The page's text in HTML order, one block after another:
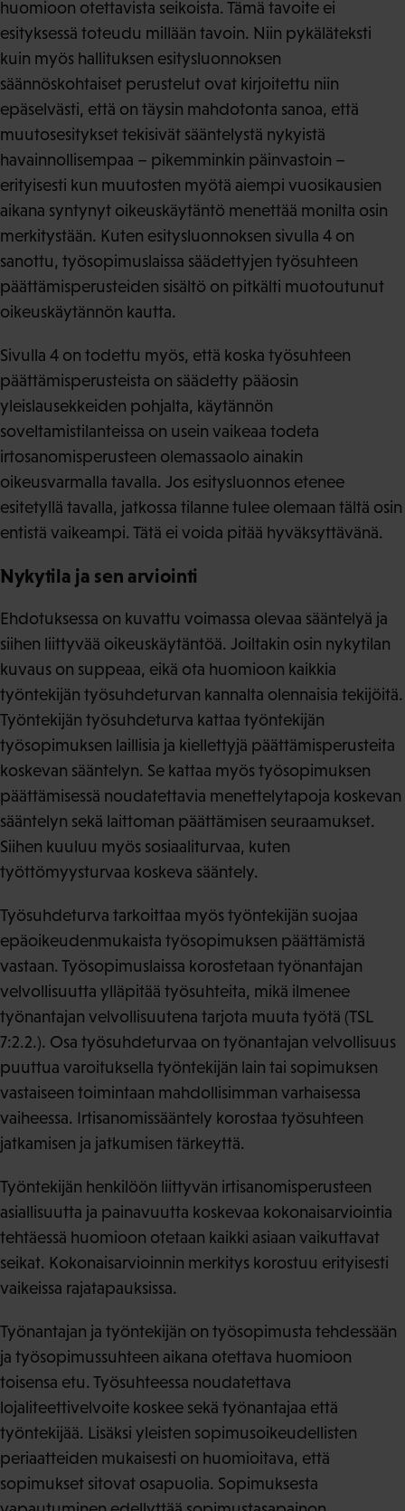
huomioon otettavista seikoista. Tämä tavoite ei
esityksessä toteudu millään tavoin. Niin pykäläteksti
kuin myös hallituksen esitysluonnoksen
säännöskohtaiset perustelut ovat kirjoitettu niin
epäselvästi, että on täysin mahdotonta sanoa, että
muutosesitykset tekisivät sääntelystä nykyistä
havainnollisempaa – pikemminkin päinvastoin –
erityisesti kun muutosten myötä aiempi vuosikausien
aikana syntynyt oikeuskäytäntö menettää monilta osin
merkitystään. Kuten esitysluonnoksen sivulla 4 on
sanottu, työsopimuslaissa säädettyjen työsuhteen
päättämisperusteiden sisältö on pitkälti muotoutunut
oikeuskäytännön kautta.
Sivulla 4 on todettu myös, että koska työsuhteen
päättämisperusteista on säädetty pääosin
yleislausekkeiden pohjalta, käytännön
soveltamistilanteissa on usein vaikeaa todeta
irtosanomisperusteen olemassaolo ainakin
oikeusvarmalla tavalla. Jos esitysluonnos etenee
esitetyllä tavalla, jatkossa tilanne tulee olemaan tältä osin
entistä vaikeampi. Tätä ei voida pitää hyväksyttävänä.
Nykytila ja sen arviointi
Ehdotuksessa on kuvattu voimassa olevaa sääntelyä ja
siihen liittyvää oikeuskäytäntöä. Joiltakin osin nykytilan
kuvaus on suppeaa, eikä ota huomioon kaikkia
työntekijän työsuhdeturvan kannalta olennaisia tekijöitä.
Työntekijän työsuhdeturva kattaa työntekijän
työsopimuksen laillisia ja kiellettyjä päättämisperusteita
koskevan sääntelyn. Se kattaa myös työsopimuksen
päättämisessä noudatettavia menettelytapoja koskevan
sääntelyn sekä laittoman päättämisen seuraamukset.
Siihen kuuluu myös sosiaaliturvaa, kuten
työttömyysturvaa koskeva sääntely.
Työsuhdeturva tarkoittaa myös työntekijän suojaa
epäoikeudenmukaista työsopimuksen päättämistä
vastaan. Työsopimuslaissa korostetaan työnantajan
velvollisuutta ylläpitää työsuhteita, mikä ilmenee
työnantajan velvollisuutena tarjota muuta työtä (TSL
7:2.2.). Osa työsuhdeturvaa on työnantajan velvollisuus
puuttua varoituksella työntekijän lain tai sopimuksen
vastaiseen toimintaan mahdollisimman varhaisessa
vaiheessa. Irtisanomissääntely korostaa työsuhteen
jatkamisen ja jatkumisen tärkeyttä.
Työntekijän henkilöön liittyvän irtisanomisperusteen
asiallisuutta ja painavuutta koskevaa kokonaisarviointia
tehtäessä huomioon otetaan kaikki asiaan vaikuttavat
seikat. Kokonaisarvioinnin merkitys korostuu erityisesti
vaikeissa rajatapauksissa.
Työnantajan ja työntekijän on työsopimusta tehdessään
ja työsopimussuhteen aikana otettava huomioon
toisensa etu. Työsuhteessa noudatettava
lojaliteettivelvoite koskee sekä työnantajaa että
työntekijää. Lisäksi yleisten sopimusoikeudellisten
periaatteiden mukaisesti on huomioitava, että
sopimukset sitovat osapuolia. Sopimuksesta